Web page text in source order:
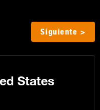
Siguiente >
States